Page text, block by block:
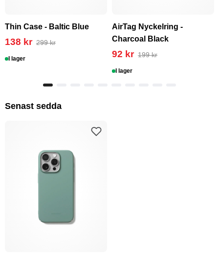
Thin Case - Baltic Blue
138 kr 299 kr
I lager
AirTag Nyckelring -
Charcoal Black
92 kr 199 kr
I lager
Senast sedda